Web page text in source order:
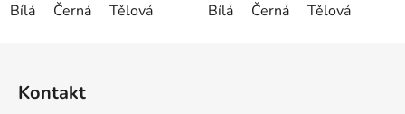
Bílá Černá Tělová Bílá Černá Tělová
Kontakt